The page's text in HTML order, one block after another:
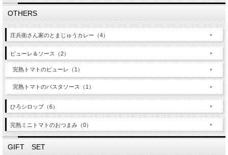
OTHERS
庄兵衛さん家のとまじゅうカレー（4）
ピューレ＆ソース（2）
完熟トマトのピューレ（1）
完熟トマトのパスタソース（1）
ひろシロップ（6）
完熟ミニトマトのおつまみ（0）
GIFT SET